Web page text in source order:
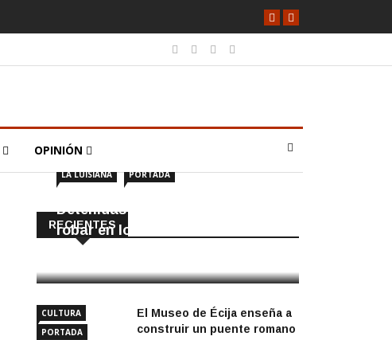
OPINIÓN
RECIENTES
LA LUISIANA PORTADA
Detenidas dos personas por
robar en locales de La Luisiana
CULTURA
PORTADA
El Museo de Écija enseña a
construir un puente romano